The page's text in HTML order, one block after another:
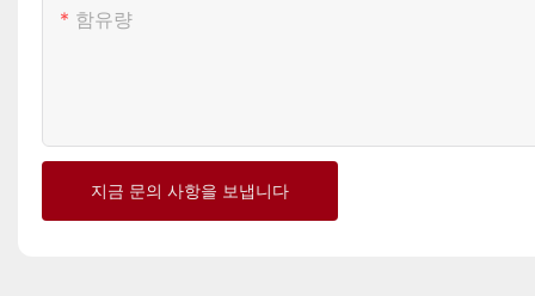
함유량
지금 문의 사항을 보냅니다